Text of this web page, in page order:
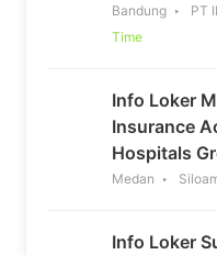
Bandung PT
Time
Info Loker
Insurance
Hospitals
Medan
Info Loker